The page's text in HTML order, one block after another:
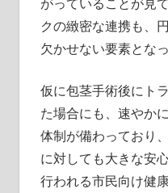
クの緻密な連携も、
欠かせない要素となっ
仮に包茎手術後にト
た場合にも、速やか
体制が備わっており
に対しても大きな安
行われる市民向け健